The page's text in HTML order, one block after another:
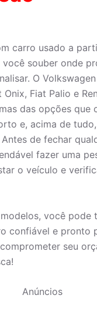
carro usado a
você souber onde
O
Onix, Fiat Palio e
das opções que
e, acima de
de fechar
fazer uma
o veículo e
você pode
confiável e pronto
seu
Anúncios